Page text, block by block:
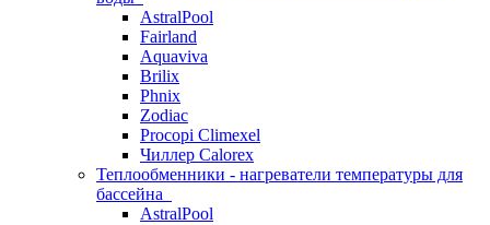
AstralPool
Fairland
Aquaviva
Brilix
Phnix
Zodiac
Procopi Climexel
Чиллер Calorex
Теплообменники - нагреватели температуры для
бассейна
AstralPool